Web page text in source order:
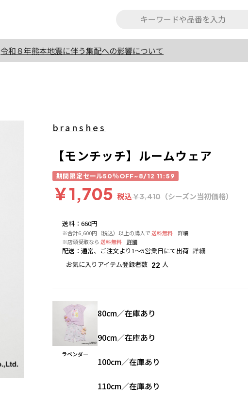
令和８年熊本地震に伴う集配への影響について
※撮影場所の関係上、着用画像は実物と若干異なる場合があります。
送料： 660円
※合計6,600円（税込）以上の購入で送料無料
詳細
※店頭受取なら 送料無料 詳細
配送 ： 通常、ご注文より1～5営業日にて出荷 詳細
お気に入りアイテム登録者数 22 人
branshes
【モンチッチ】ルームウェア
期間限定セール50％OFF~8/12 11:59
￥1,705 税込￥3,410（シーズン当初価格）
ラベンダー
80cm／在庫あり
90cm／在庫あり
100cm／在庫あり
110cm／在庫あり